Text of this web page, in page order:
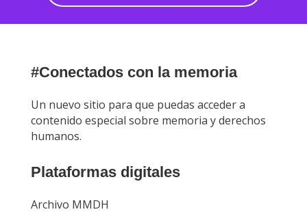
#Conectados con la memoria
Un nuevo sitio para que puedas acceder a
contenido especial sobre memoria y derechos
humanos.
Plataformas digitales
Archivo MMDH